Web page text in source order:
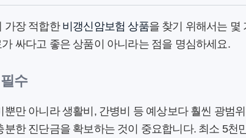
가장 적합한 비갱신암보험 상품을 찾기 위해서는 몇
싸다고 좋은 상품이 아니라는 점을 명심하세요.
수
만 아니라 생활비, 간병비 등 예상보다 훨씬 광범
한 진단금을 확보하는 것이 중요합니다. 최소 5천